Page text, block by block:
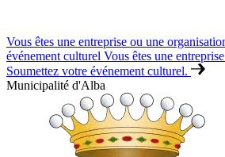
Vous êtes une entreprise ou une
événement culturel Vous êtes une
Soumettez votre événement culturel.
Municipalité d'Alba